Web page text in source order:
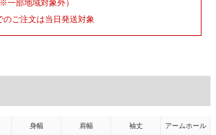
部地域対象外）
ご注文は当日発送対象
身幅 肩幅 袖丈 アームホール